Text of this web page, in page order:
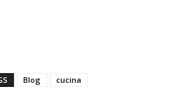
Blog cucina